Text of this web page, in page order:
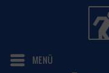
MENÜ